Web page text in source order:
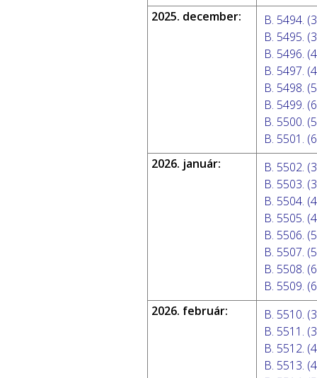
2025. december:
B. 5494.
B. 5495.
B. 5496.
B. 5497.
B. 5498.
B. 5499.
B. 5500.
B. 5501.
2026. január:
B. 5502.
B. 5503.
B. 5504.
B. 5505.
B. 5506.
B. 5507.
B. 5508.
B. 5509.
2026. február:
B. 5510.
B. 5511.
B. 5512.
B. 5513.